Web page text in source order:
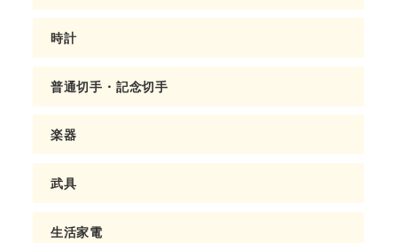
時計
普通切手・記念切手
楽器
武具
生活家電